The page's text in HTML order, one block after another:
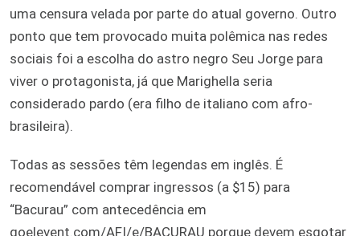
uma censura velada por parte do atual governo. Outro
ponto que tem provocado muita polêmica nas redes
sociais foi a escolha do astro negro Seu Jorge para
viver o protagonista, já que Marighella seria
considerado pardo (era filho de italiano com afro-
brasileira).
Todas as sessões têm legendas em inglês. É
recomendável comprar ingressos (a $15) para
“Bacurau” com antecedência em
goelevent.com/AFI/e/BACURAU porque devem esgotar